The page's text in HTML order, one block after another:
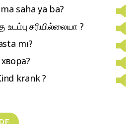
saha ya ba?
உடம்பு சரியில்லையா ?
mı?
krank ?